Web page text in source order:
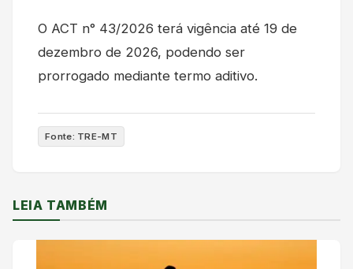
O ACT n° 43/2026 terá vigência até 19 de
dezembro de 2026, podendo ser
prorrogado mediante termo aditivo.
Fonte: TRE-MT
LEIA TAMBÉM